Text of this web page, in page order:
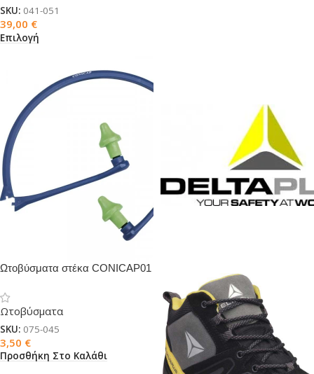
SKU: 041-051
39,00 €
Επιλογή
Ωτοβύσματα στέκα CONICAP01
Ωτοβύσματα
SKU: 075-045
3,50 €
Προσθήκη Στο Καλάθι